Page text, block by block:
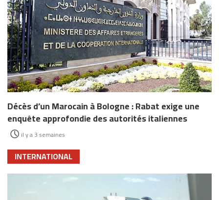
Décès d’un Marocain à Bologne : Rabat exige une
enquête approfondie des autorités italiennes
il y a 3 semaines
INTERNATIONAL